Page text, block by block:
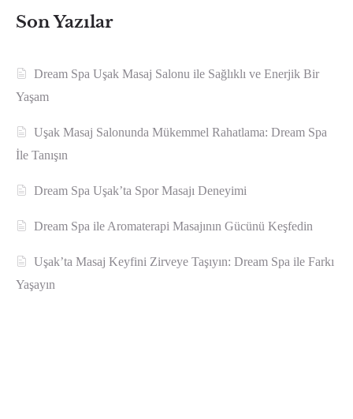
Son Yazılar
Dream Spa Uşak Masaj Salonu ile Sağlıklı ve Enerjik Bir
Yaşam
Uşak Masaj Salonunda Mükemmel Rahatlama: Dream Spa
İle Tanışın
Dream Spa Uşak’ta Spor Masajı Deneyimi
Dream Spa ile Aromaterapi Masajının Gücünü Keşfedin
Uşak’ta Masaj Keyfini Zirveye Taşıyın: Dream Spa ile Farkı
Yaşayın